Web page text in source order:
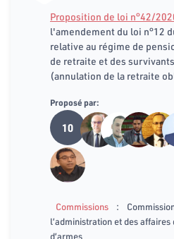
Proposition de loi n°42/
l'amendement du loi n°12
relative au régime de
de retraite et des
(annulation de la retraite
Proposé par:
10
Commissions :
l’administration et des
d’armes